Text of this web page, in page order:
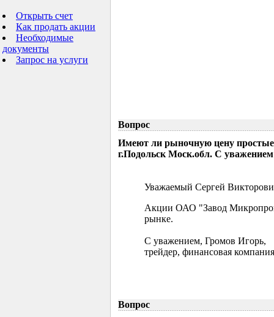
Открыть счет
Как продать акции
Необходимые
документы
Запрос на услуги
Вопрос
Имеют ли рыночную цену
г.Подольск Моск.обл. С
Уважаемый Сергей
Акции ОАО "Завод
рынке.
С уважением, Громов Игорь,
трейдер, финансовая
Вопрос